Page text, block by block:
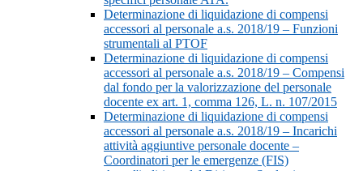
Determinazione di liquidazione di compensi
accessori al personale a.s. 2018/19 – Funzioni
strumentali al PTOF
Determinazione di liquidazione di compensi
accessori al personale a.s. 2018/19 – Compensi
dal fondo per la valorizzazione del personale
docente ex art. 1, comma 126, L. n. 107/2015
Determinazione di liquidazione di compensi
accessori al personale a.s. 2018/19 – Incarichi
attività aggiuntive personale docente –
Coordinatori per le emergenze (FIS)